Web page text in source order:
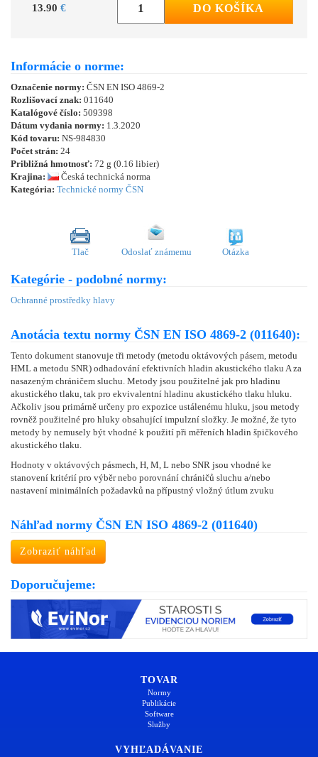
13.90 € DO KOŠÍKA
Informácie o norme:
Označenie normy: ČSN EN ISO 4869-2
Rozlišovací znak: 011640
Katalógové číslo: 509398
Dátum vydania normy: 1.3.2020
Kód tovaru: NS-984830
Počet strán: 24
Približná hmotnosť: 72 g (0.16 libier)
Krajina:
Česká technická norma
Kategória: Technické normy ČSN
Tlač Odoslať známemu Otázka
Kategórie - podobné normy:
Ochranné prostředky hlavy
Anotácia textu normy ČSN EN ISO 4869-2 (011640):
Tento dokument stanovuje tři metody (metodu oktávových pásem, metodu
HML a metodu SNR) odhadování efektivních hladin akustického tlaku A za
nasazeným chráničem sluchu. Metody jsou použitelné jak pro hladinu
akustického tlaku, tak pro ekvivalentní hladinu akustického tlaku hluku.
Ačkoliv jsou primárně určeny pro expozice ustálenému hluku, jsou metody
rovněž použitelné pro hluky obsahující impulzní složky. Je možné, že tyto
metody by nemusely být vhodné k použití při měřeních hladin špičkového
akustického tlaku.
Hodnoty v oktávových pásmech, H, M, L nebo SNR jsou vhodné ke
stanovení kritérií pro výběr nebo porovnání chráničů sluchu a/nebo
nastavení minimálních požadavků na přípustný vložný útlum zvuku
Náhľad normy ČSN EN ISO 4869-2 (011640)
Zobraziť náhľad
Doporučujeme:
TOVAR
Normy
Publikácie
Software
Služby
VYHĽADÁVANIE